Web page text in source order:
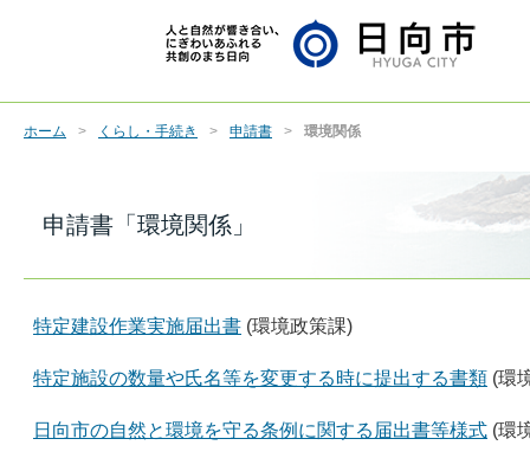
ホーム くらし・手続き 申請書 環境関係
申請書「環境関係」
特定建設作業実施届出書 (環境政策課)
特定施設の数量や氏名等を変更する時に提出する書類 (環
日向市の自然と環境を守る条例に関する届出書等様式 (環